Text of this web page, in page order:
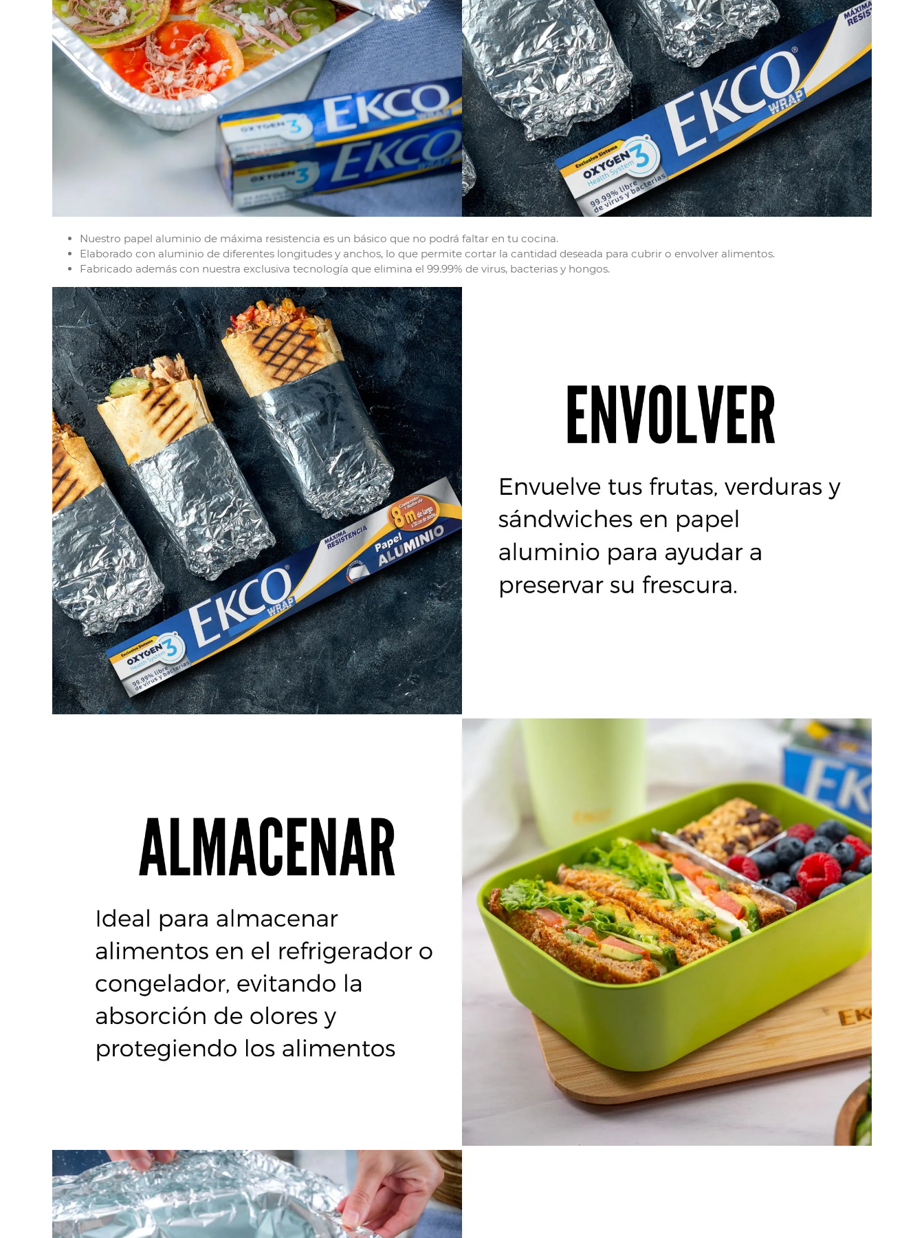
Nuestro papel aluminio de máxima resistencia es un básico que no podrá faltar en tu cocina.
Elaborado con aluminio de diferentes longitudes y anchos, lo que permite cortar la cantidad deseada para cubrir o envolver alimentos.
Fabricado además con nuestra exclusiva tecnología que elimina el 99.99% de virus, bacterias y hongos.